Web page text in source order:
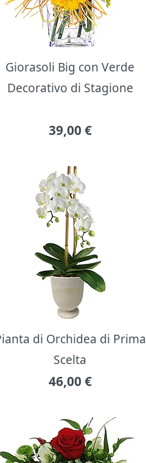
Giorasoli Big con Verde
Decorativo di Stagione
39,00 €
di Orchidea di Prima
Scelta
46,00 €